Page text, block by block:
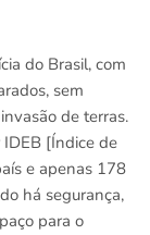
do Brasil, com
sem
de terras.
[Índice de
e apenas 178
há segurança,
para o